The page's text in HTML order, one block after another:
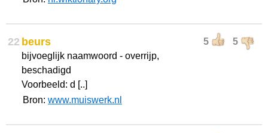
22 5 5
beurs
bijvoeglijk naamwoord - overrijp,
beschadigd
Voorbeeld: d [..]
Bron: www.muiswerk.nl